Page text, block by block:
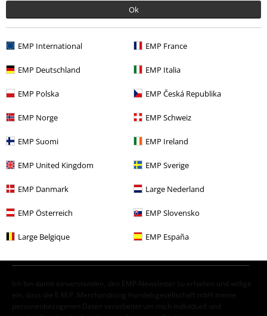
Ok
EMP International EMP France
EMP Deutschland EMP Italia
EMP Polska EMP Česká Republika
EMP Norge EMP Schweiz
EMP Suomi EMP Ireland
EMP United Kingdom EMP Sverige
EMP Danmark Large Nederland
EMP Österreich EMP Slovensko
Large Belgique EMP España
CLUB
Jetzt testen!
Poizen Industries Kleider
E-Mail Newsletter
Greif einen 15%* Gutschein ab, wenn du dich
jetzt anmeldest!Mehr Infos
Ich bin damit einverstanden, den EMP-Newsletter zu erhalten und willige
ein, dass die E.M.P. Merchandising Handelsgesellschaft mbH meine
personenbezogenen Daten verarbeitet um mich individuell und